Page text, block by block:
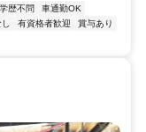
学歴不問
車通勤OK
有資格者歓迎
賞与あり